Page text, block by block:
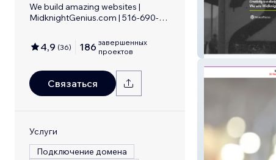
We build amazing websites |
MidknightGenius.com | 516-690-
4,9 (36) 186 завершенных
проектов
Связаться
Услуги
Подключение домена
Midknight Genius